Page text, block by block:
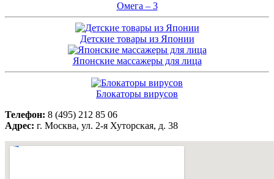
Омега – 3
Детские товары из Японии
Японские массажеры для лица
Блокаторы вирусов
Телефон: 8 (495) 212 85 06
Адрес: г. Москва, ул. 2-я Хуторская, д. 38